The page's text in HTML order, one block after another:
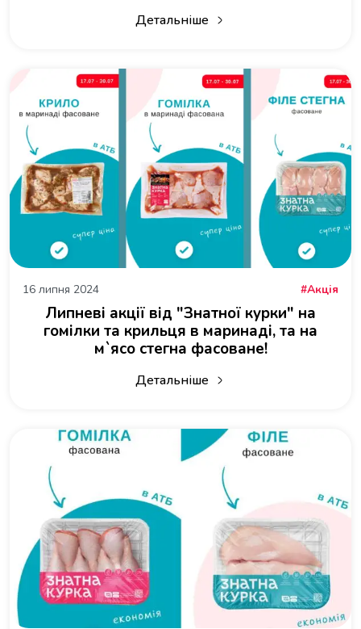
Детальніше
про Знатна Курка: Смачні акції на
16 липня 2024 Акція
Липневі акції від "Знатної курки" на
гомілки та крильця в маринаді, та на
м`ясо стегна фасоване!
Детальніше
про Липневі акції від "Знатної